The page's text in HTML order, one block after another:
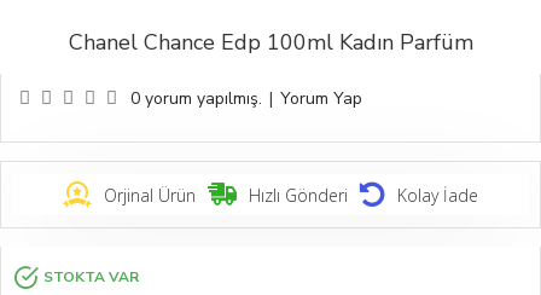
Chanel Chance Edp 100ml Kadın Parfüm
Orjinal Ürün Hızlı Gönderi Kolay İade
0 yorum yapılmış. | Yorum Yap
STOKTA VAR